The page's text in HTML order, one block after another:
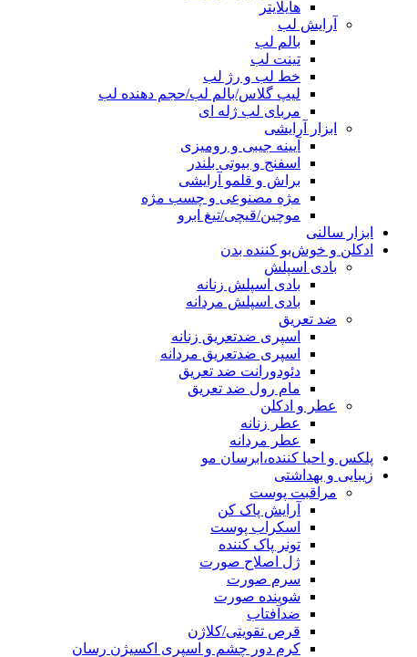
هایلایتر
آرایش لب
بالم لب
تینت لب
خط لب و رژ لب
لیپ گلاس/بالم لب/حجم دهنده لب
مربای لب ژله ای
ابزار آرایشی
آیینه جیبی و رومیزی
اسفنج و بیوتی بلندر
براش و قلمو آرایشی
مژه مصنوعی و چسب مژه
موچین/قیچی/تیغ ابرو
ابزار سالنی
ادکلن و خوش‌بو کننده بدن
بادی اسپلش
بادی اسپلش زنانه
بادی اسپلش مردانه
ضد تعریق
اسپری ضدتعریق زنانه
اسپری ضدتعریق مردانه
دئودورانت ضد تعریق
مام رول ضد تعریق
عطر و ادکلن
عطر زنانه
عطر مردانه
پلکس و احیا کننده،ابرسان مو
زیبایی و بهداشتی
مراقبت پوست
آرایش پاک کن
اسکراب پوست
تونر پاک کننده
ژل اصلاح صورت
سرم صورت
شوینده صورت
ضدآفتاب
قرص تقویتی/کلاژن
کرم دور چشم و اسپری اکسیژن رسان